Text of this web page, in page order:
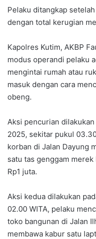
Pelaku ditangkap
dengan total kerugian
Kapolres Kutim, AKBP
modus operandi pelaku
mengintai rumah atau
masuk dengan cara
obeng.
Aksi pencurian
2025, sekitar pukul
korban di Jalan Dayung
satu tas genggam
Rp1 juta.
Aksi kedua dilakukan
02.00 WITA, pelaku
toko bangunan di Jalan
membawa kabur satu